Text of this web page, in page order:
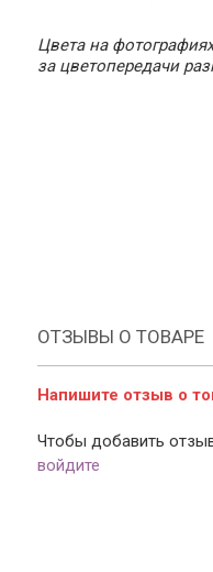
Цвета на
за цветопередачи
ОТЗЫВЫ О ТОВАРЕ
Напишите отзыв о
Чтобы добавить
войдите